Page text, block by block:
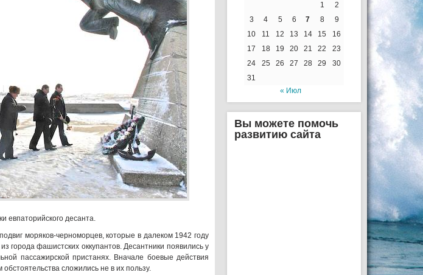
евпаторийского десанта.
моряков-черноморцев, которые в далеком 1942 году
города фашистских оккупантов. Десантники появились у
пассажирской пристанях. Вначале боевые действия
сложились не в их пользу.
1
2
3
4 5 6 7 8
9
10
11 12 13 14 15
16
17
18 19 20 21 22
23
24
25 26 27 28 29
30
31
« Июл
Вы можете помочь
развитию сайта